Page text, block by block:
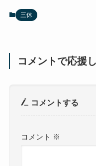
三休
コメントで応援
コメントする
コメント ※